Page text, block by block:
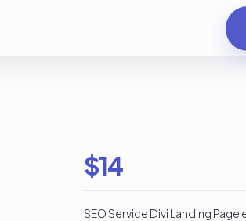
$14
SEO Service Divi Landing Page